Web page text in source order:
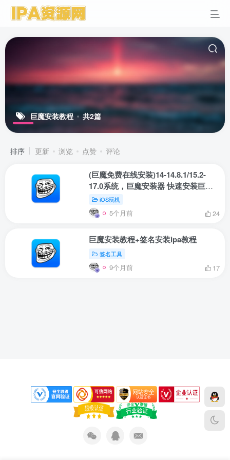
巨魔安装教程 共2篇
排序 更新 浏览 点赞 评论
(巨魔免费在线安装)14-14.8.1/15.2-
17.0系统，巨魔安装器 快速安装巨魔
商店2iOS玩机
5个月前 24
巨魔安装教程+签名安装ipa教程
签名工具
9个月前 17